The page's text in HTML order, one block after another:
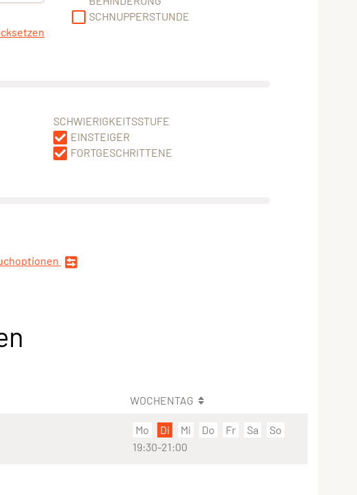
SCHNUPPERSTUNDE
SCHWIERIGKEITSSTUFE
EINSTEIGER
FORTGESCHRITTENE
WOCHENTAG
Mo Di Mi Do Fr Sa
So
19:30-21:00